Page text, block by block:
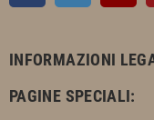
INFORMAZIONI
PAGINE SPECIALI: